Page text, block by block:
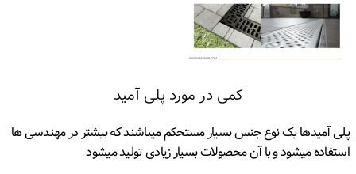
کمی در مورد پلی آمید
پلی آمیدها یک نوع جنس بسیار مستحکم میباشند که بیشتر در مهندسی ها
استفاده میشود و با آن محصولات بسیار زیادی تولید میشود